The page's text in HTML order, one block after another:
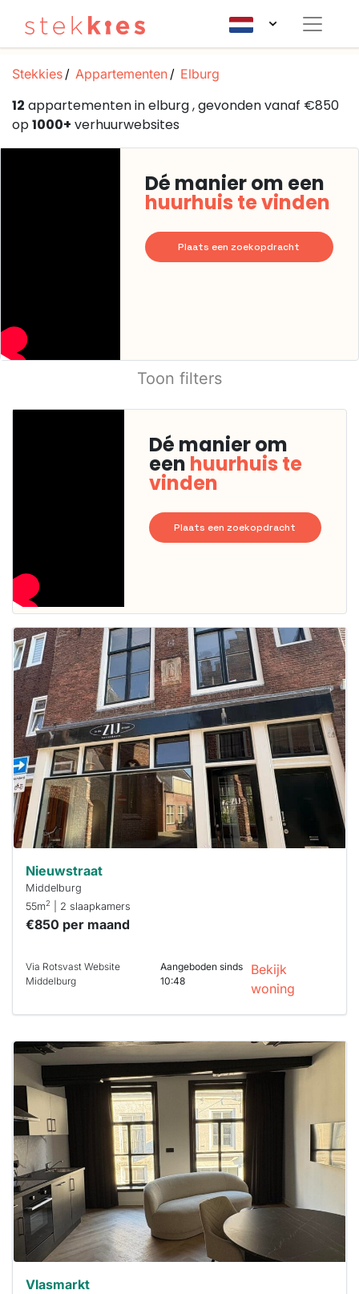
Stekkies Appartementen Elburg
12 appartementen in elburg , gevonden vanaf €850
op1000+ verhuurwebsites
Dé manier om een
huurhuis te vinden
Plaats een zoekopdracht
Toon filters
Dé manier om
een huurhuis te
vinden
Plaats een zoekopdracht
Deze woning
is
waarschijnlijk
al verhuurd
Om kans te
maken moet je
binnen 15
minuten
reageren.
Stekkies helpt
je hierbij!
Nieuwstraat
Middelburg
55m2 | 2 slaapkamers
€850 per maand
Via Rotsvast Website
Middelburg
Aangeboden sinds
10:48
Bekijk
woning
Deze woning
waarschijnlijk
al verhuurd
Om kans te
maken moet je
binnen 15
minuten
Stekkies helpt
je hierbij!
Vlasmarkt